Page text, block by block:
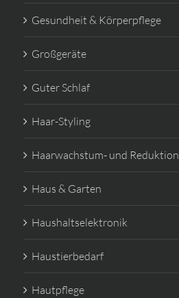
Gesundheit & Körperpflege
Großgeräte
Guter Schlaf
Haar-Styling
Haarwachstum- und Reduktion
Haus & Garten
Haushaltselektronik
Haustierbedarf
Hautpflege